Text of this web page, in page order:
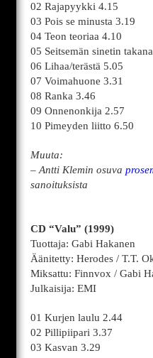
02 Rajapyykki 4.15
03 Pois se minusta 3.19
04 Teon teoriaa 4.10
05 Seitsemän sinetin
06 Lihaa/terästä 5.05
07 Voimahuone 3.31
08 Ranka 3.46
09 Onnenonkija 2.57
10 Pimeyden liitto 6.50
Muuta:
– Antti Klemin osuva
sanoituksista
CD “Valu” (1999)
Tuottaja: Gabi Hakanen
Äänitetty: Herodes / T.T.
Miksattu: Finnvox / Gabi
Julkaisija: EMI
01 Kurjen laulu 2.44
02 Pillipiipari 3.37
03 Kasvan 3.29